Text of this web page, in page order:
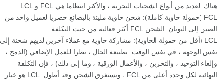
هناك العديد من أنواع الشحنات البحرية ، والأكثر انتظاما هي FCL و LCL.
FCL (حمولة حاوية كاملة): شحن حاوية مليئة بالبضائع حصريا لعميل واحد من
الصين إلى اليونان. الشحن FCL أكثر فعالية من حيث التكلفة
LCL (أقل من حمولة الحاوية): مشاركة حاوية مع عملاء آخرين لديهم شحنة إلى
نفس الوجهة ، في نفس الوقت. بطبيعة الحال ، نظرا للعمل الإضافي (الدمج ،
وإلغاء التوحيد ، والتخزين ، والأعمال الورقية ، وما إلى ذلك) ، فإن التكلفة
النهائية لكل وحدة أعلى من FCL ، ويستغرق الشحن وقتا أطول. LCL هو خيار